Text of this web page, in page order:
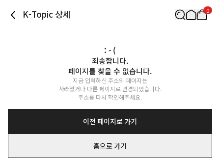
K-Topic 상세 0
: - (
죄송합니다.
페이지를 찾을 수 없습니다.
지금 입력하신 주소의 페이지는
사라졌거나 다른 페이지로 변경되었습니다.
주소를 다시 확인해주세요.
이전 페이지로 가기
홈으로 가기